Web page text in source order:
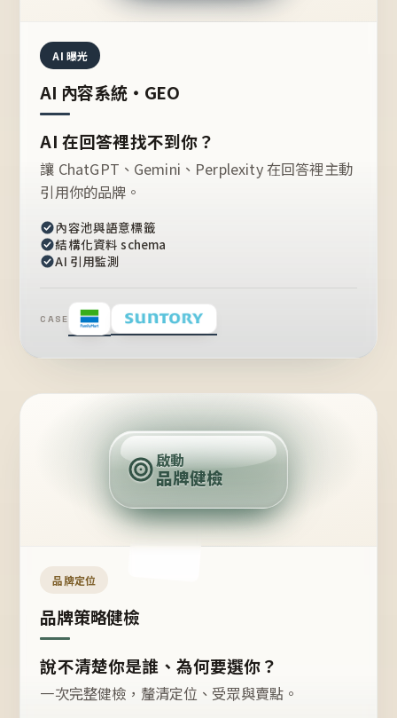
AI 曝光
AI 內容系統・GEO
AI 在回答裡找不到你？
讓 ChatGPT、Gemini、Perplexity 在回答裡主動
引用你的品牌。
內容池與語意標籤
結構化資料 schema
AI 引用監測
CASE
定
位
點
啟動
品牌健檢
品牌定位
品牌策略健檢
說不清楚你是誰、為何要選你？
一次完整健檢，釐清定位、受眾與賣點。